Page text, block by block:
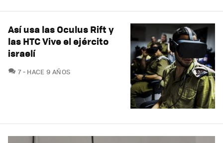
Así usa las Oculus Rift y
las HTC Vive el ejército
israelí
7COMENTARIOS
HACE 9 AÑOS